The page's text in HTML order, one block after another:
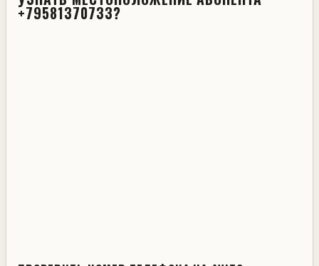
+79581370733?